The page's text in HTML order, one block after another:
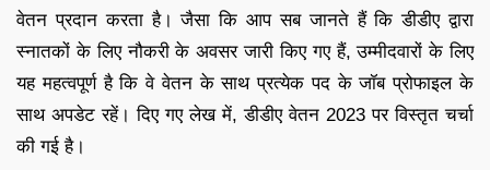
वेतन प्रदान करता है। जैसा कि आप सब जानते हैं कि डीडीए द्वारा
स्नातकों के लिए नौकरी के अवसर जारी किए गए हैं, उम्मीदवारों के लिए
यह महत्वपूर्ण है कि वे वेतन के साथ प्रत्येक पद के जॉब प्रोफाइल के
साथ अपडेट रहें। दिए गए लेख में, डीडीए वेतन 2023 पर विस्तृत चर्चा
की गई है।